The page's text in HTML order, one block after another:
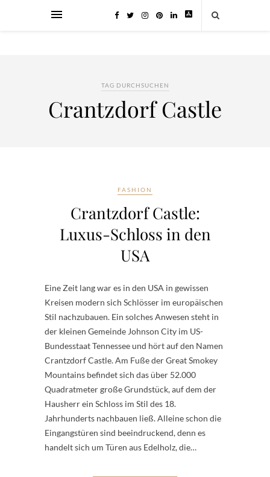
TAG DURCHSUCHEN
Crantzdorf Castle
FASHION
Crantzdorf Castle:
Luxus-Schloss in den
USA
Eine Zeit lang war es in den USA in gewissen
Kreisen modern sich Schlösser im europäischen
Stil nachzubauen. Ein solches Anwesen steht in
der kleinen Gemeinde Johnson City im US-
Bundesstaat Tennessee und hört auf den Namen
Crantzdorf Castle. Am Fuße der Great Smokey
Mountains befindet sich das über 52.000
Quadratmeter große Grundstück, auf dem der
Hausherr ein Schloss im Stil des 18.
Jahrhunderts nachbauen ließ. Alleine schon die
Eingangstüren sind beeindruckend, denn es
handelt sich um Türen aus Edelholz, die…